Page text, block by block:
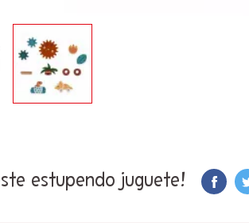
estupendo juguete!